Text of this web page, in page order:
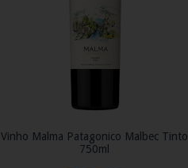
Vinho Malma Patagonico Malbec Tinto
750ml